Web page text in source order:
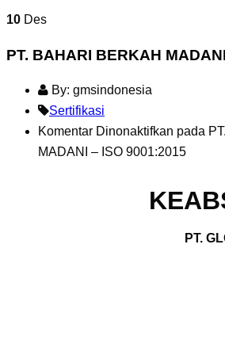
10 Des
PT. BAHARI BERKAH
By: gmsindonesia
Sertifikasi
Komentar Dinonaktifkan pada
MADANI – ISO 9001:2015
PT.